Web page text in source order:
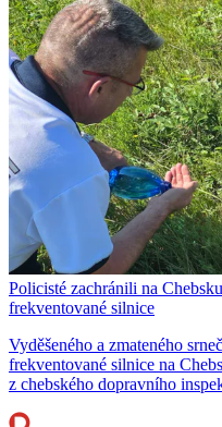
Policisté zachránili na
frekventované silnice
Vyděšeného a zmateného
frekventované silnice na
z chebského dopravního